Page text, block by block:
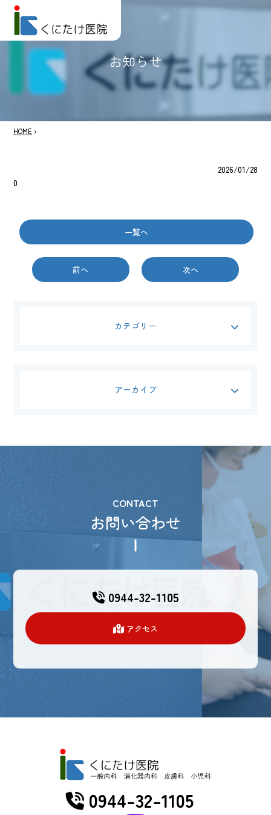
お知らせ
HOME ›
2026/01/28
0
前へ
一覧へ
次へ
カテゴリー
アーカイブ
CONTACT
お問い合わせ
0944-32-1105
アクセス
0944-32-1105